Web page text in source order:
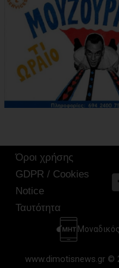
Όροι χρήσης
GDPR / Cookies
Notice
Ταυτότητα
www.dimotisnews.gr ©